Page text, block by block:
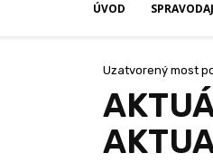
ÚVOD
Uzatvorený most